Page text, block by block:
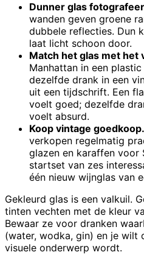
Dunner glas
wanden geven groene
dubbele reflecties. Dun
laat licht schoon door.
Match het glas met het
Manhattan in een
dezelfde drank in een
uit een tijdschrift. Een
voelt goed; dezelfde
voelt absurd.
Koop vintage goedkoop.
verkopen regelmatig
glazen en karaffen voor
startset van zes
één nieuw wijnglas van
Gekleurd glas is een valkuil.
tinten vechten met de kleur
Bewaar ze voor dranken
(water, wodka, gin) en je wilt
visuele onderwerp wordt.